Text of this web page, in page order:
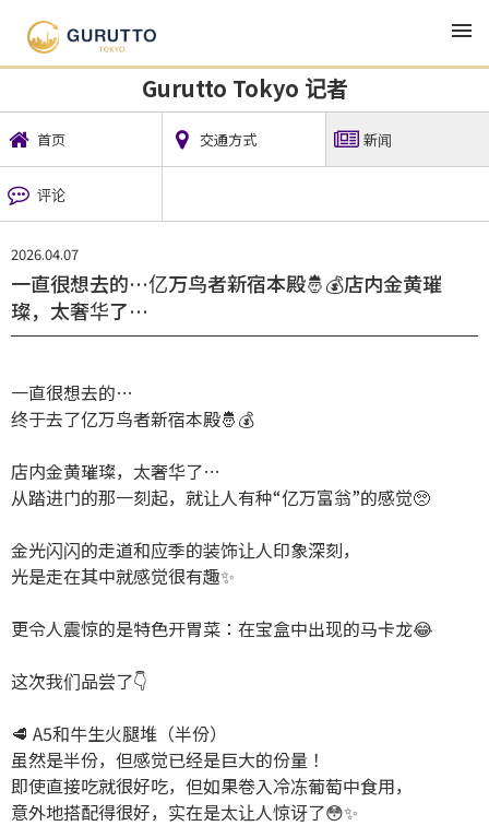
TOP
Gurutto Tokyo 记者
首页 交通方式 新闻
评论
2026.04.07
⁡一直很想去的…亿万鸟者新宿本殿🤴💰店内金黄璀
璨，太奢华了…
一直很想去的…
终于去了亿万鸟者新宿本殿🤴💰
店内金黄璀璨，太奢华了…
从踏进门的那一刻起，就让人有种“亿万富翁”的感觉🥺
金光闪闪的走道和应季的装饰让人印象深刻，
光是走在其中就感觉很有趣✨
更令人震惊的是特色开胃菜：在宝盒中出现的马卡龙😂
这次我们品尝了👇
🥩 A5和牛生火腿堆（半份）
虽然是半份，但感觉已经是巨大的份量！
即使直接吃就很好吃，但如果卷入冷冻葡萄中食用，
意外地搭配得很好，实在是太让人惊讶了😳✨️